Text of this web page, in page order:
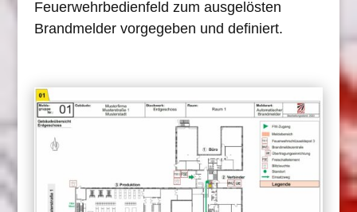
Feuerwehrbedienfeld zum ausgelösten
Brandmelder vorgegeben und definiert.